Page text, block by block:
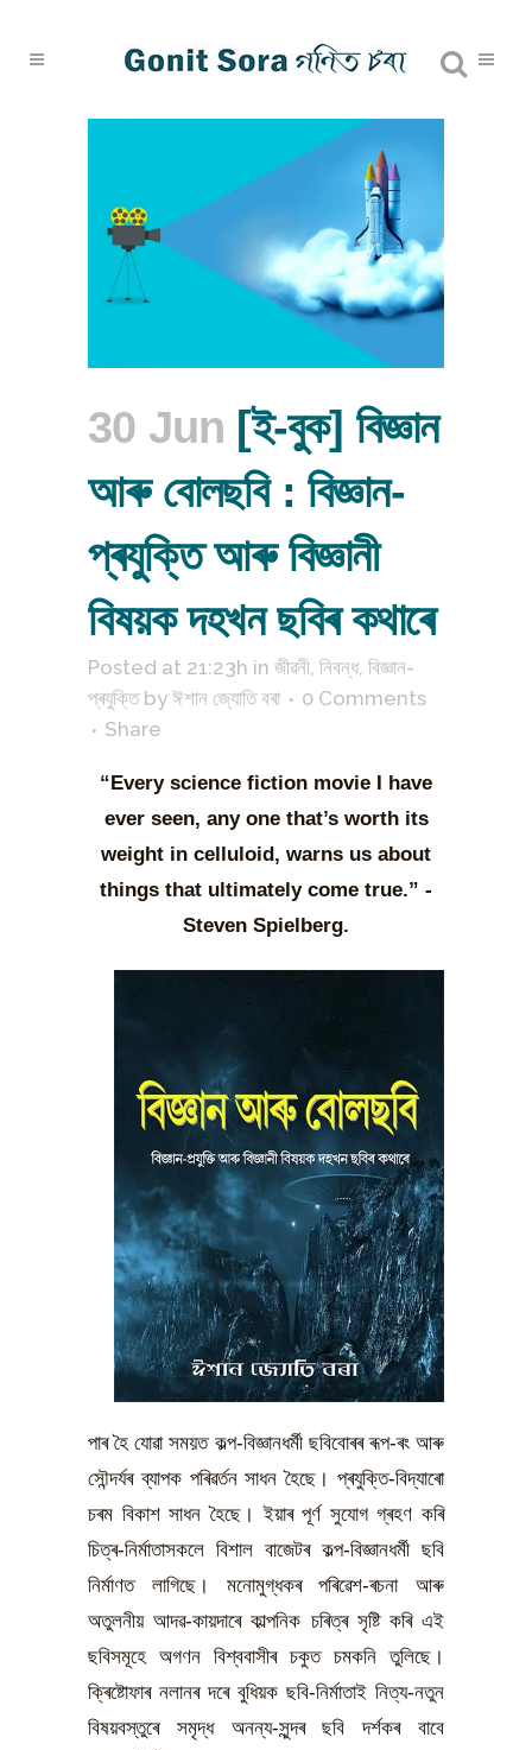
30 Jun [ই-বুক] বিজ্ঞান
আৰু বোলছবি : বিজ্ঞান-
প্ৰযুক্তি আৰু বিজ্ঞানী
বিষয়ক দহখন ছবিৰ কথাৰে
Posted at 21:23h in জীৱনী নিবন্ধ, বিজ্ঞান-
প্ৰযুক্তি by ঈশান জ্যোতি বৰা
0 Comments
Share
“Every science fiction movie I have
ever seen, any one that’s worth its
weight in celluloid, warns us about
things that ultimately come true.” -
Steven Spielberg.
পাৰ হৈ যোৱা সময়ত কল্প-বিজ্ঞানধৰ্মী ছবিবোৰৰ ৰূপ-ৰং আৰু
সৌন্দৰ্যৰ ব্যাপক পৰিৱৰ্তন সাধন হৈছে। প্ৰযুক্তি-বিদ্যাৰো
চৰম বিকাশ সাধন হৈছে। ইয়াৰ পূৰ্ণ সুযোগ গ্ৰহণ কৰি
চিত্ৰ-নিৰ্মাতাসকলে বিশাল বাজেটৰ কল্প-বিজ্ঞানধৰ্মী ছবি
নিৰ্মাণত লাগিছে। মনোমুগ্ধকৰ পৰিৱেশ-ৰচনা আৰু
অতুলনীয় আদৱ-কায়দাৰে কাল্পনিক চৰিত্ৰ সৃষ্টি কৰি এই
ছবিসমূহে অগণন বিশ্ববাসীৰ চকুত চমকনি তুলিছে।
ক্ৰিষ্টোফাৰ নলানৰ দৰে বুধিয়ক ছবি-নিৰ্মাতাই নিত্য-নতুন
বিষয়বস্তুৰে সমৃদ্ধ অনন্য-সুন্দৰ ছবি দৰ্শকৰ বাবে